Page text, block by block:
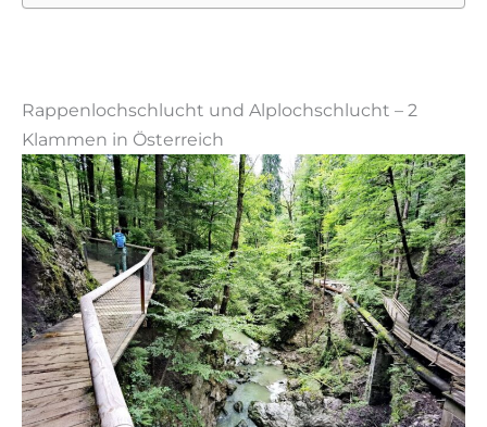
Rappenlochschlucht und Alplochschlucht – 2
Klammen in Österreich